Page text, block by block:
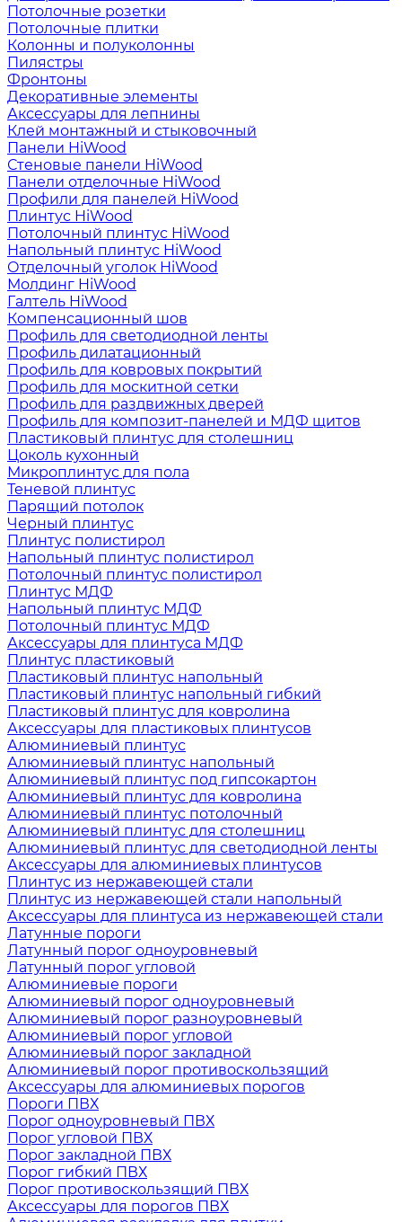
Потолочные розетки
Потолочные плитки
Колонны и полуколонны
Пилястры
Фронтоны
Декоративные элементы
Аксессуары для лепнины
Клей монтажный и стыковочный
Панели HiWood
Стеновые панели HiWood
Панели отделочные HiWood
Профили для панелей HiWood
Плинтус HiWood
Потолочный плинтус HiWood
Напольный плинтус HiWood
Отделочный уголок HiWood
Молдинг HiWood
Галтель HiWood
Компенсационный шов
Профиль для светодиодной ленты
Профиль дилатационный
Профиль для ковровых покрытий
Профиль для москитной сетки
Профиль для раздвижных дверей
Профиль для композит-панелей и МДФ щитов
Пластиковый плинтус для столешниц
Цоколь кухонный
Микроплинтус для пола
Теневой плинтус
Парящий потолок
Черный плинтус
Плинтус полистирол
Напольный плинтус полистирол
Потолочный плинтус полистирол
Плинтус МДФ
Напольный плинтус МДФ
Потолочный плинтус МДФ
Аксессуары для плинтуса МДФ
Плинтус пластиковый
Пластиковый плинтус напольный
Пластиковый плинтус напольный гибкий
Пластиковый плинтус для ковролина
Аксессуары для пластиковых плинтусов
Алюминиевый плинтус
Алюминиевый плинтус напольный
Алюминиевый плинтус под гипсокартон
Алюминиевый плинтус для ковролина
Алюминиевый плинтус потолочный
Алюминиевый плинтус для столешниц
Алюминиевый плинтус для светодиодной ленты
Аксессуары для алюминиевых плинтусов
Плинтус из нержавеющей стали
Плинтус из нержавеющей стали напольный
Аксессуары для плинтуса из нержавеющей стали
Латунные пороги
Латунный порог одноуровневый
Латунный порог угловой
Алюминиевые пороги
Алюминиевый порог одноуровневый
Алюминиевый порог разноуровневый
Алюминиевый порог угловой
Алюминиевый порог закладной
Алюминиевый порог противоскользящий
Аксессуары для алюминиевых порогов
Пороги ПВХ
Порог одноуровневый ПВХ
Порог угловой ПВХ
Порог закладной ПВХ
Порог гибкий ПВХ
Порог противоскользящий ПВХ
Аксессуары для порогов ПВХ